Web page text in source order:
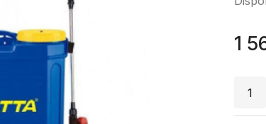
1